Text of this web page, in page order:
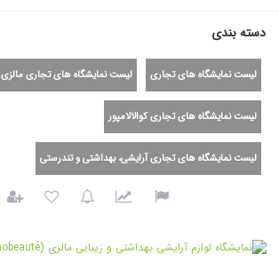
دسته بندی
لیست نمایشگاه های تجاری لیست نمایشگاه های تجاری مالزی
لیست نمایشگاه های تجاری کوالالامپور
لیست نمایشگاه های تجاری آرایشی، بهداشتی و تندرستی